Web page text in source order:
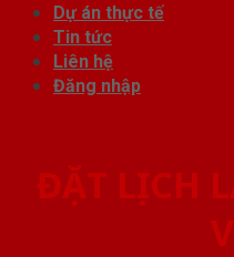
Dự án thực tế
Tin tức
Liên hệ
Đăng nhập
ĐẶT LỊCH